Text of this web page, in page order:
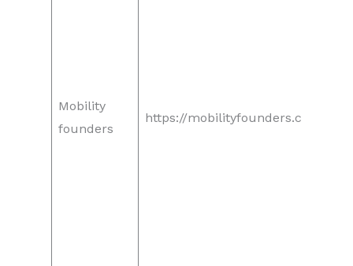
Mobility
founders
https://mobilityfounders.com/